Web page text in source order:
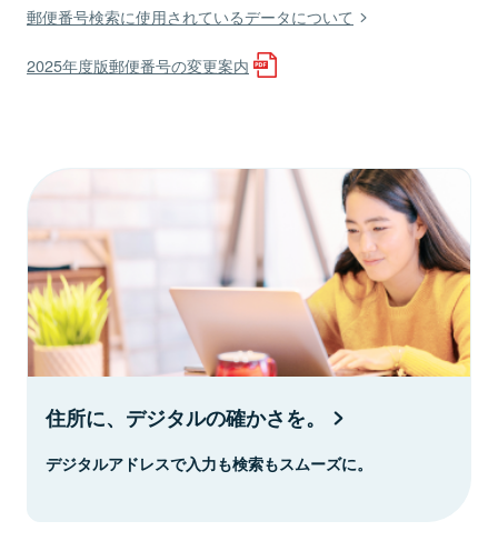
郵便番号検索に使用されているデータについて
2025年度版郵便番号の変更案内
住所に、デジタルの確かさを。
デジタルアドレスで入力も検索もスムーズに。